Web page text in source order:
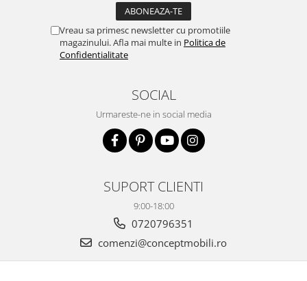
Vreau sa primesc newsletter cu promotiile
magazinului. Afla mai multe in Politica de
Confidentialitate
SOCIAL
Urmareste-ne in social media
SUPORT CLIENTI
9:00-18:00
0720796351
comenzi@conceptmobili.ro